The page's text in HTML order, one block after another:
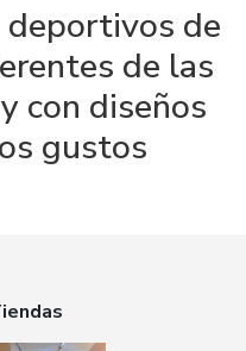
deportivos de
de las
con diseños
gustos